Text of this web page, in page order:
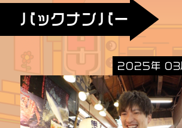
バックナンバー
2025年 03